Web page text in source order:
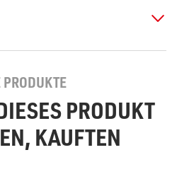
PRODUKT
KAUFTEN